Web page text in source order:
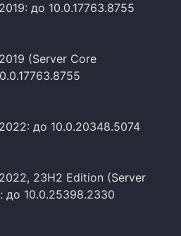
до 10.0.17763.8755
(Server Core
до 10.0.20348.5074
23H2 Edition (Server
до 10.0.25398.2330